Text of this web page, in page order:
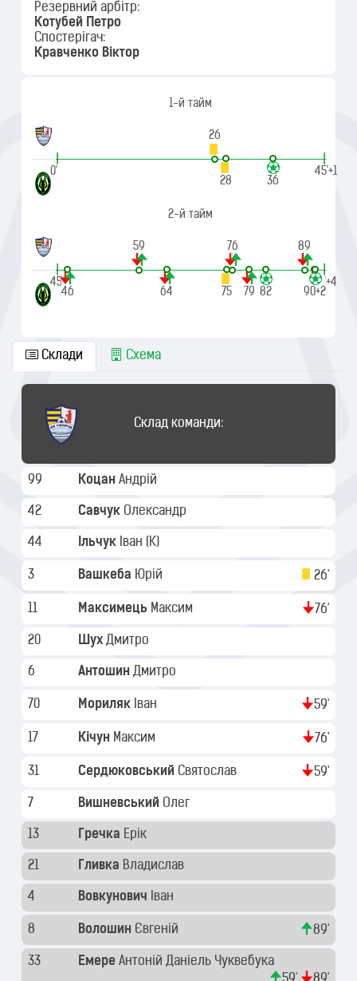
Резервний арбітр:
Котубей Петро
Спостерігач:
Кравченко Віктор
1-й тайм
26
|
0'
28
36
|
45'+1
2-й тайм
59 76 89
|
45'
46
64 75 79 82 90+1
90+2
|
90'+4
Склади Схема
Склад команди:
99 Коцан Андрій
42 Савчук Олександр
44 Ільчук Іван (K)
3 Вашкеба Юрій 26'
11 Максимець Максим 76'
20 Шух Дмитро
6 Антошин Дмитро
70 Мориляк Іван 59'
17 Кічун Максим 76'
31 Сердюковський Святослав 59'
7 Вишневський Олег
13 Гречка Ерік
21 Гливка Владислав
4 Вовкунович Іван
8 Волошин Євгеній 89'
33 Емере Антоній Даніель Чуквебука